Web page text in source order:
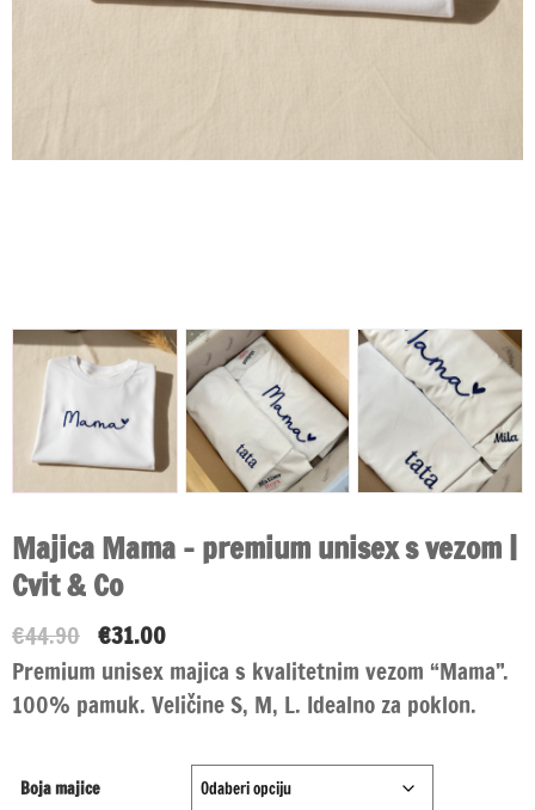
Majica Mama – premium unisex s vezom |
Cvit & Co
€44.90 Izvorna
cijena
bila
€31.00
cijena
je:
Premium unisex majica s kvalitetnim vezom “Mama”.
100% pamuk. Veličine S, M, L. Idealno za poklon.
Boja majice